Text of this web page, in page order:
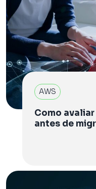
AWS
Como
antes de